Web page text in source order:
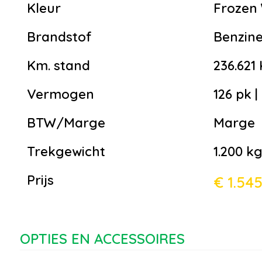
Kleur
Brandstof
Km. stand
236.621
Vermogen
126 pk
BTW/Marge
Marge
Trekgewicht
1.200 kg
Prijs
€ 1.545
OPTIES EN ACCESSOIRES